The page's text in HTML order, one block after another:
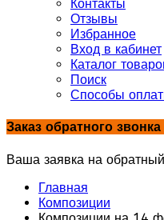
Контакты
Отзывы
Избранное
Вход в кабинет
Каталог
Поиск
Способы
Заказ обратного звонка
Ваша заявка на
Главная
Композиции